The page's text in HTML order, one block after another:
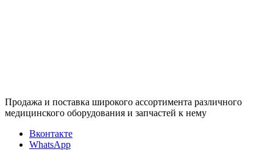
Продажа и поставка широкого ассортимента различного
медицинского оборудования и запчастей к нему
Вконтакте
WhatsApp